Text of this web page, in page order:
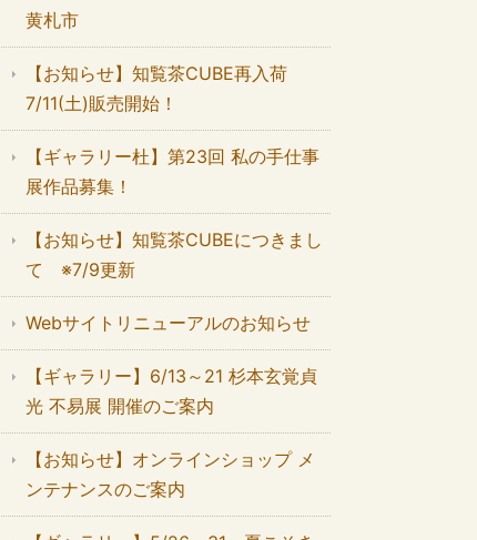
黄札市
【お知らせ】知覧茶CUBE再入荷
7/11(土)販売開始！
【ギャラリー杜】第23回 私の手仕事
展作品募集！
【お知らせ】知覧茶CUBEにつきまし
て ※7/9更新
Webサイトリニューアルのお知らせ
【ギャラリー】6/13～21 杉本玄覚貞
光 不易展 開催のご案内
【お知らせ】オンラインショップ メ
ンテナンスのご案内